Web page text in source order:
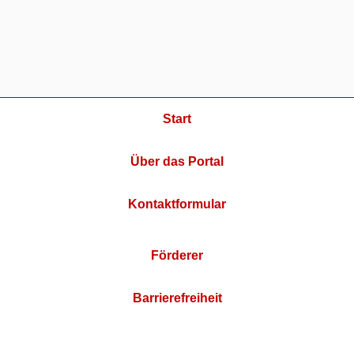
Start
Über das Portal
Kontaktformular
Förderer
Barrierefreiheit